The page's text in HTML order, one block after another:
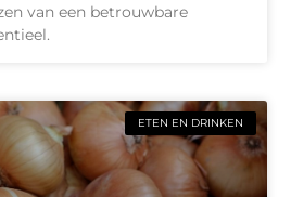
van een betrouwbare
ETEN EN DRINKEN